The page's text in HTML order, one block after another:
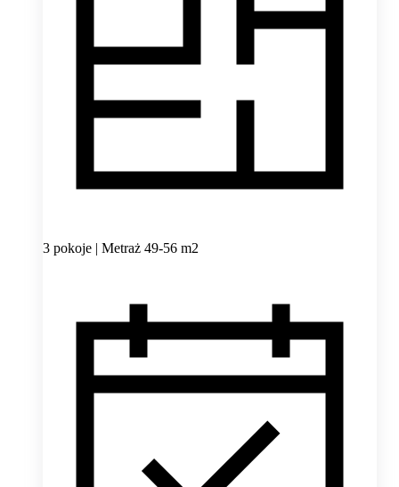
3 pokoje | Metraż 49-56 m2